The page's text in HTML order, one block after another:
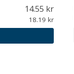
14.55
18.19